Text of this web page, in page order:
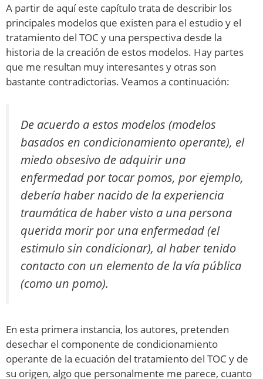
A partir de aquí este capítulo trata de describir los
principales modelos que existen para el estudio y el
tratamiento del TOC y una perspectiva desde la
historia de la creación de estos modelos. Hay partes
que me resultan muy interesantes y otras son
bastante contradictorias. Veamos a continuación:
De acuerdo a estos modelos (modelos
basados en condicionamiento operante), el
miedo obsesivo de adquirir una
enfermedad por tocar pomos, por ejemplo,
debería haber nacido de la experiencia
traumática de haber visto a una persona
querida morir por una enfermedad (el
estimulo sin condicionar), al haber tenido
contacto con un elemento de la vía pública
(como un pomo).
En esta primera instancia, los autores, pretenden
desechar el componente de condicionamiento
operante de la ecuación del tratamiento del TOC y de
su origen, algo que personalmente me parece, cuanto